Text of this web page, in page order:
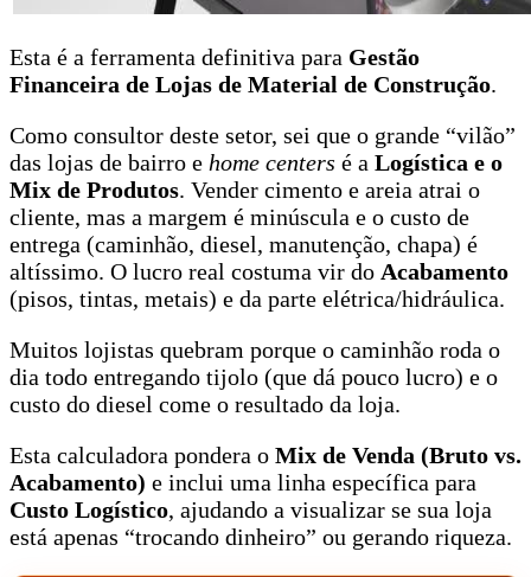
Esta é a ferramenta definitiva para Gestão
Financeira de Lojas de Material de Construção.
Como consultor deste setor, sei que o grande “vilão”
das lojas de bairro e home centers é a Logística e o
Mix de Produtos. Vender cimento e areia atrai o
cliente, mas a margem é minúscula e o custo de
entrega (caminhão, diesel, manutenção, chapa) é
altíssimo. O lucro real costuma vir do Acabamento
(pisos, tintas, metais) e da parte elétrica/hidráulica.
Muitos lojistas quebram porque o caminhão roda o
dia todo entregando tijolo (que dá pouco lucro) e o
custo do diesel come o resultado da loja.
Esta calculadora pondera o Mix de Venda (Bruto vs.
Acabamento) e inclui uma linha específica para
Custo Logístico, ajudando a visualizar se sua loja
está apenas “trocando dinheiro” ou gerando riqueza.